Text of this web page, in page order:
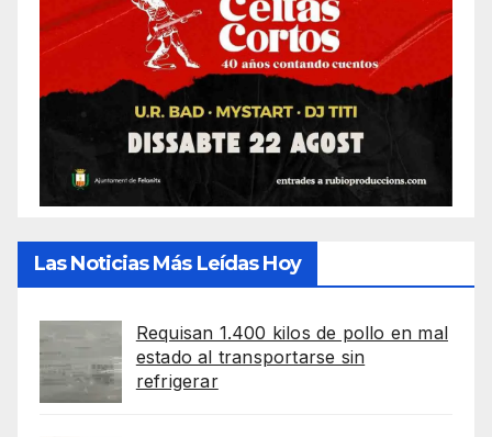
Las Noticias Más Leídas Hoy
Requisan 1.400 kilos de pollo en mal
estado al transportarse sin
refrigerar